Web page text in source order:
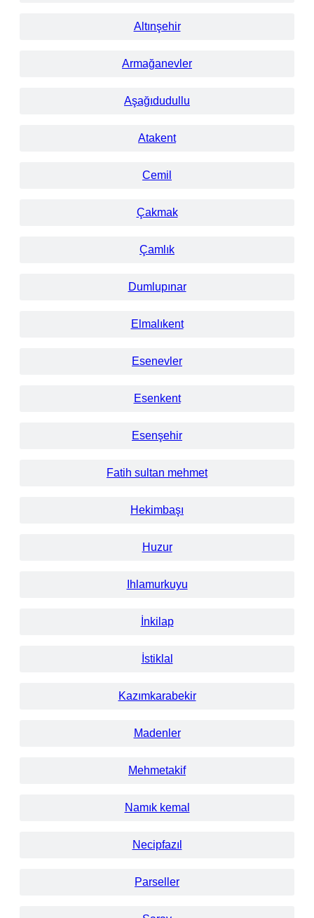
Altınşehir
Armağanevler
Aşağıdudullu
Atakent
Cemil
Çakmak
Çamlık
Dumlupınar
Elmalıkent
Esenevler
Esenkent
Esenşehir
Fatih sultan mehmet
Hekimbaşı
Huzur
Ihlamurkuyu
İnkilap
İstiklal
Kazımkarabekir
Madenler
Mehmetakif
Namık kemal
Necipfazıl
Parseller